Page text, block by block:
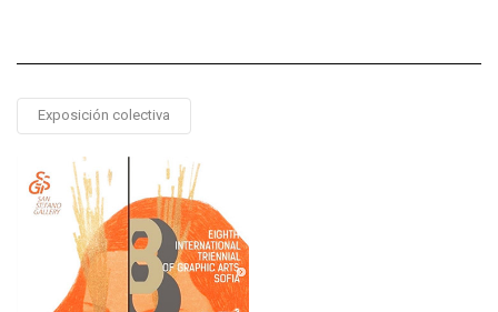
Exposición colectiva